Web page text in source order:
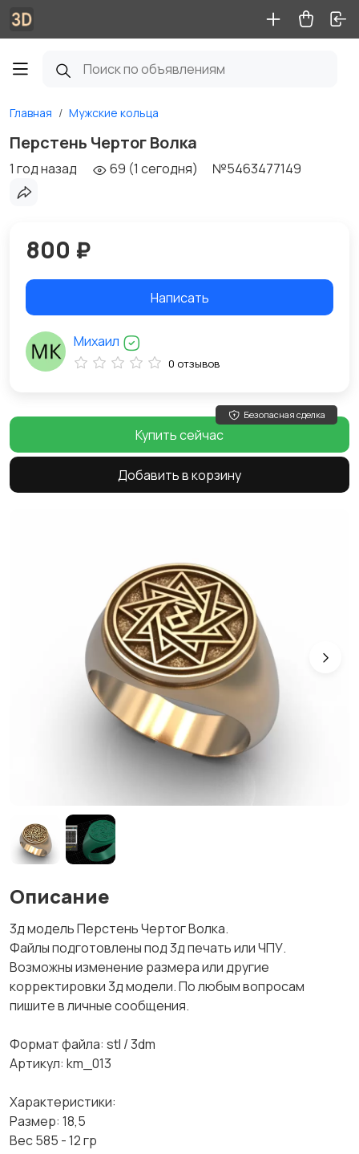
Главная Мужские кольца
Перстень Чертог Волка
1 год назад 69 (1 сегодня) №5463477149
Описание
3д модель Перстень Чертог Волка.
Файлы подготовлены под 3д печать или ЧПУ.
Возможны изменение размера или другие
корректировки 3д модели. По любым вопросам
пишите в личные сообщения.
Формат файла: stl / 3dm
Артикул: km_013
Характеристики:
Размер: 18,5
Вес 585 - 12 гр
800 ₽
Написать
Михаил
0 отзывов
Безопасная сделка
Купить сейчас
Добавить в корзину